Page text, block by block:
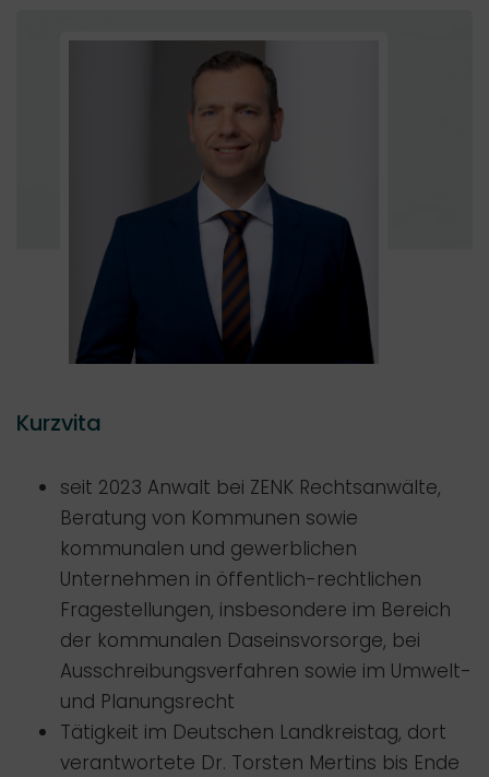
Kurzvita
seit 2023 Anwalt bei ZENK Rechtsanwälte,
Beratung von Kommunen sowie
kommunalen und gewerblichen
Unternehmen in öffentlich-rechtlichen
Fragestellungen, insbesondere im Bereich
der kommunalen Daseinsvorsorge, bei
Ausschreibungsverfahren sowie im Umwelt-
und Planungsrecht
Tätigkeit im Deutschen Landkreistag, dort
verantwortete Dr. Torsten Mertins bis Ende